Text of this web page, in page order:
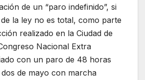
de un “paro indefinido”, si
la ley no es total, como parte
realizado en la Ciudad de
Nacional Extra
con un paro de 48 horas
de mayo con marcha